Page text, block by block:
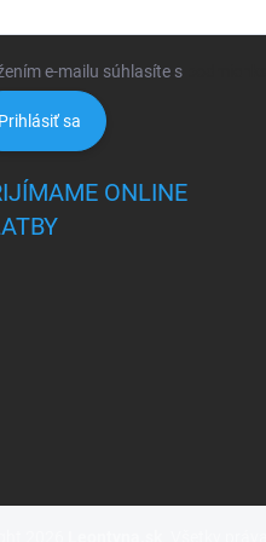
e-mailu súhlasíte s
Prihlásiť sa
ONLINE